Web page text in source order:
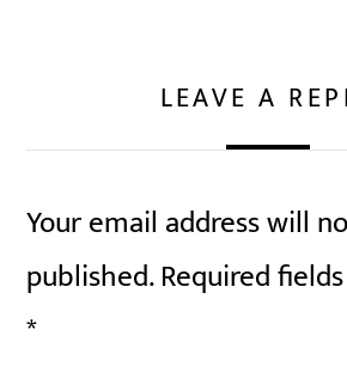
LEAVE A
Your email address will
published.Required
*